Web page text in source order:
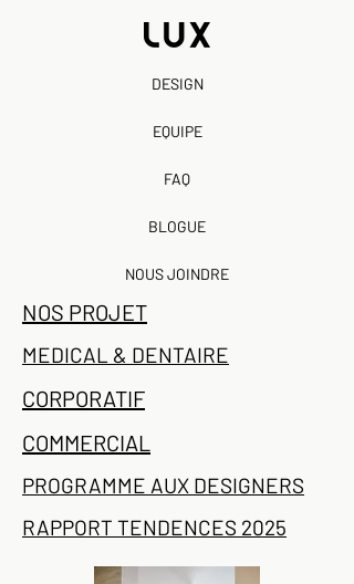
DESIGN
EQUIPE
FAQ
BLOGUE
NOUS JOINDRE
NOS PROJET
MEDICAL & DENTAIRE
CORPORATIF
COMMERCIAL
PROGRAMME AUX DESIGNERS
RAPPORT TENDENCES 2025